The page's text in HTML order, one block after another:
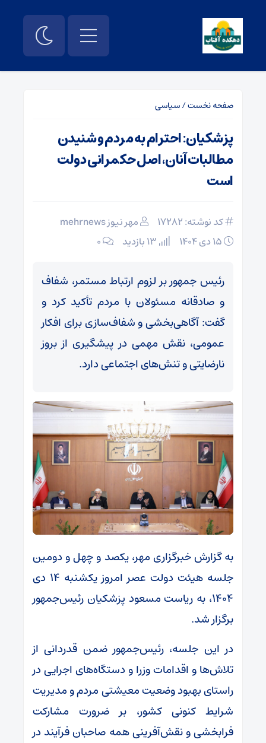
صفحه نخست/سیاسی
پزشکیان: احترام به مردم و شنیدن
مطالبات آنان، اصل حکمرانی دولت
است
کد نوشته: 17282
مهر نیوز mehrnews
۰
رئیس جمهور بر لزوم ارتباط مستمر، شفاف
و صادقانه مسئولان با مردم تأکید کرد و
گفت: آگاهی‌بخشی و شفاف‌سازی برای افکار
عمومی، نقش مهمی در پیشگیری از بروز
نارضایتی و تنش‌های اجتماعی دارد.
به گزارش خبرگزاری مهر، یکصد و چهل و دومین
جلسه هیئت دولت عصر امروز یکشنبه ۱۴ دی
۱۴۰۴، به ریاست مسعود پزشکیان رئیس‌جمهور
برگزار شد.
در این جلسه، رئیس‌جمهور ضمن قدردانی از
تلاش‌ها و اقدامات وزرا و دستگاه‌های اجرایی در
راستای بهبود وضعیت معیشتی مردم و مدیریت
شرایط کنونی کشور، بر ضرورت مشارکت
فرابخشی و نقش‌آفرینی همه صاحبان فرآیند در